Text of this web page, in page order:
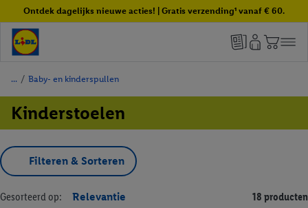
Ontdek dagelijks nieuwe acties! | Gratis verzending¹ vanaf € 60.
/ Baby- en kinderspullen
Kinderstoelen
Filteren & Sorteren
Gesorteerd op: Relevantie 18 producten